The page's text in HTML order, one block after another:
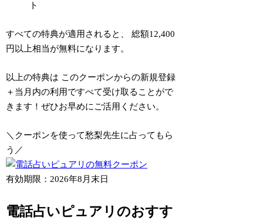
ト
すべての特典が適用されると、総額12,400
円以上相当が無料になります。
以上の特典は このクーポンからの新規登録
＋当月内の利用ですべて受け取ることがで
きます！ぜひお早めにご活用ください。
＼クーポンを使って愁梨先生に占ってもら
う／
有効期限：2026年8月末日
電話占いピュアリのおすす